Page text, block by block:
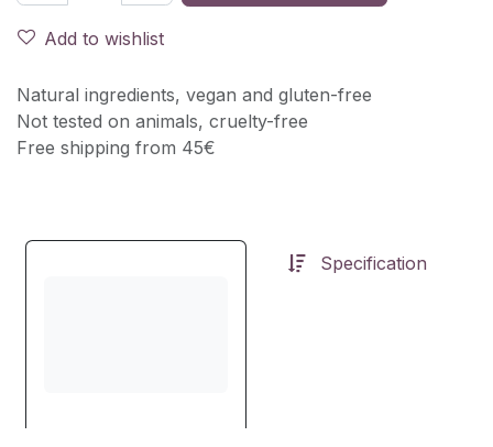
Add to wishlist
Natural ingredients, vegan and gluten-free
Not tested on animals, cruelty-free
Free shipping from 45€
Specification